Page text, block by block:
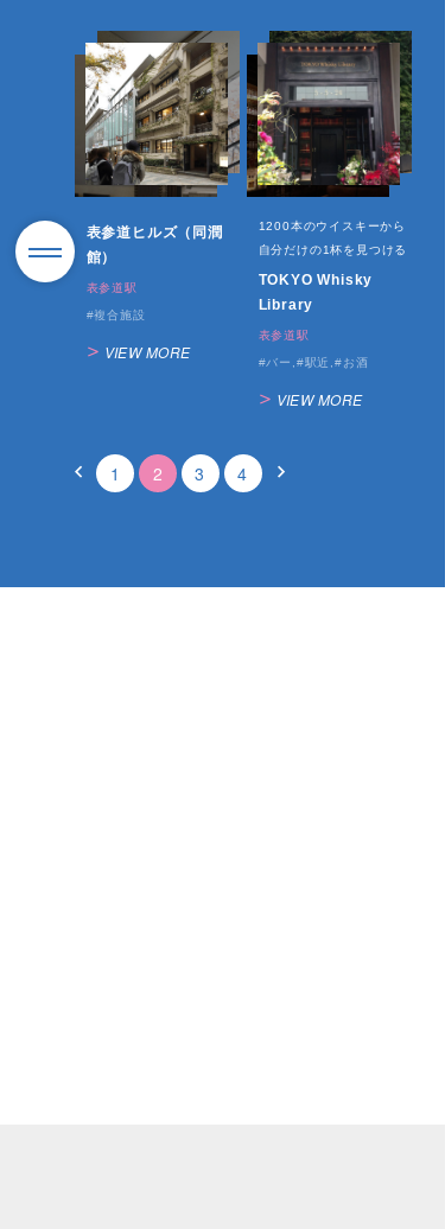
表参道ヒルズ（同潤
館）
表参道駅
複合施設
VIEW MORE
1200本のウイスキーから
自分だけの1杯を見つける
TOKYO Whisky
Library
表参道駅
バー 駅近 お酒
VIEW MORE
1 2 3 4